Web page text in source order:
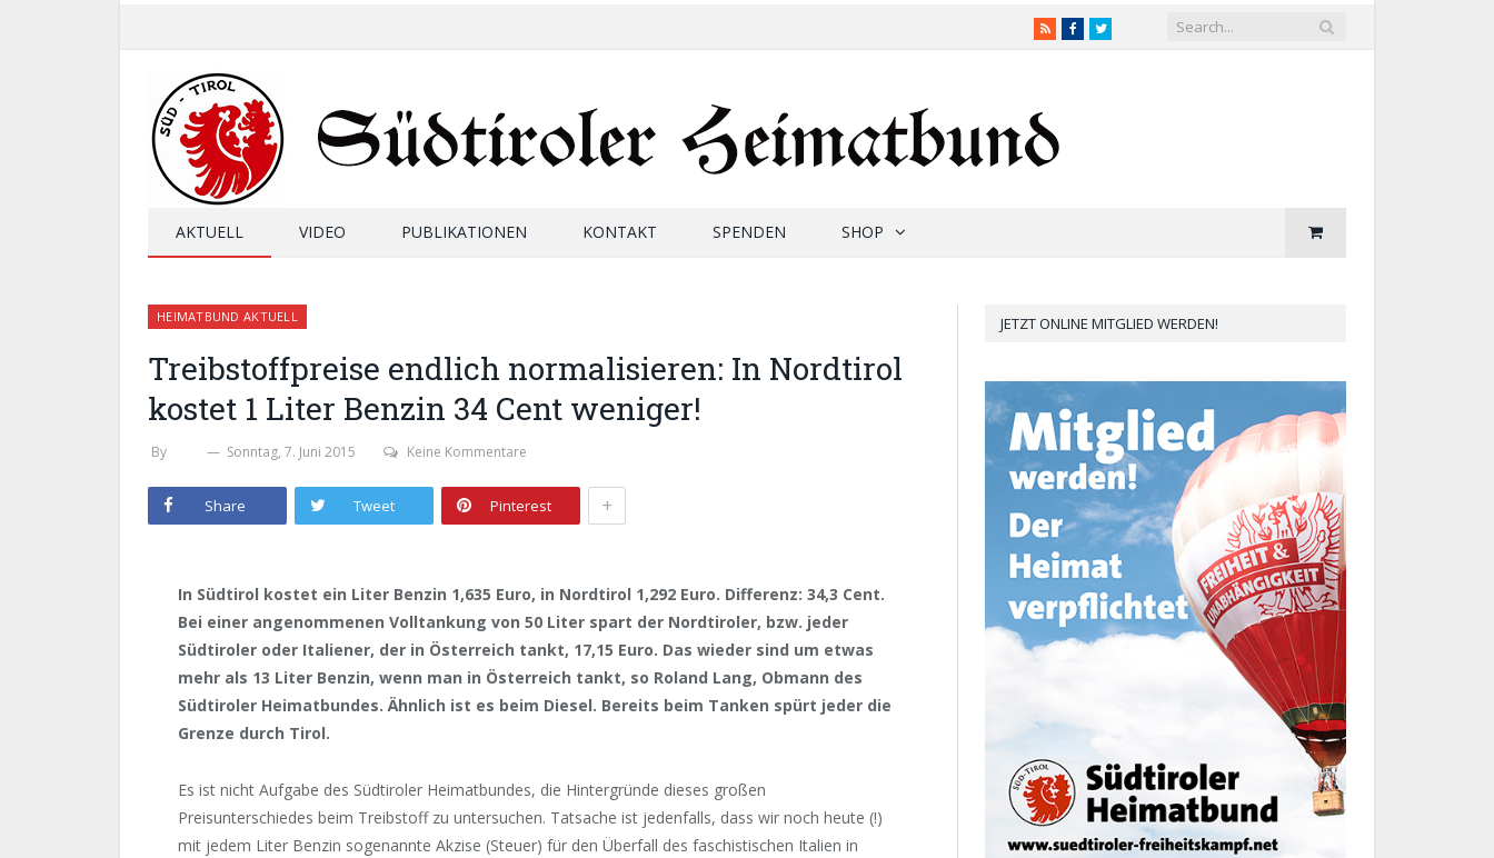
RSSFacebookTwitter
AKTUELL VIDEO PUBLIKATIONEN KONTAKT SPENDEN SHOP
HEIMATBUND AKTUELL
Treibstoffpreise endlich normalisieren: In Nordtirol
kostet 1 Liter Benzin 34 Cent weniger!
By Sonntag, 7. Juni 2015 Keine Kommentare
Share Tweet Pinterest +
In Südtirol kostet ein Liter Benzin 1,635 Euro, in Nordtirol 1,292 Euro. Differenz: 34,3 Cent.
Bei einer angenommenen Volltankung von 50 Liter spart der Nordtiroler, bzw. jeder
Südtiroler oder Italiener, der in Österreich tankt, 17,15 Euro. Das wieder sind um etwas
mehr als 13 Liter Benzin, wenn man in Österreich tankt, so Roland Lang, Obmann des
Südtiroler Heimatbundes. Ähnlich ist es beim Diesel. Bereits beim Tanken spürt jeder die
Grenze durch Tirol.
Es ist nicht Aufgabe des Südtiroler Heimatbundes, die Hintergründe dieses großen
Preisunterschiedes beim Treibstoff zu untersuchen. Tatsache ist jedenfalls, dass wir noch heute (!)
mit jedem Liter Benzin sogenannte Akzise (Steuer) für den Überfall des faschistischen Italien in
JETZT ONLINE MITGLIED WERDEN!